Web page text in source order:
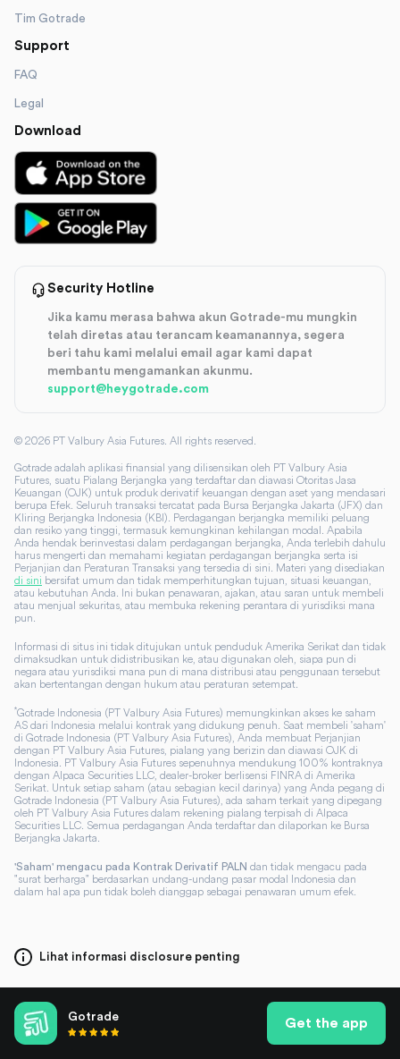
Tim Gotrade
Support
FAQ
Legal
Download
Security Hotline
Jika kamu merasa bahwa akun Gotrade-mu mungkin
telah diretas atau terancam keamanannya, segera
beri tahu kami melalui email agar kami dapat
membantu mengamankan akunmu.
support@heygotrade.com
© 2026 PT Valbury Asia Futures. All rights reserved.
Gotrade adalah aplikasi finansial yang dilisensikan oleh PT Valbury Asia
Futures, suatu Pialang Berjangka yang terdaftar dan diawasi Otoritas Jasa
Keuangan (OJK) untuk produk derivatif keuangan dengan aset yang mendasari
berupa Efek. Seluruh transaksi tercatat pada Bursa Berjangka Jakarta (JFX) dan
Kliring Berjangka Indonesia (KBI). Perdagangan berjangka memiliki peluang
dan resiko yang tinggi, termasuk kemungkinan kehilangan modal. Apabila
Anda hendak berinvestasi dalam perdagangan berjangka, Anda terlebih dahulu
harus mengerti dan memahami kegiatan perdagangan berjangka serta isi
Perjanjian dan Peraturan Transaksi yang tersedia di sini. Materi yang disediakan
di sini bersifat umum dan tidak memperhitungkan tujuan, situasi keuangan,
atau kebutuhan Anda. Ini bukan penawaran, ajakan, atau saran untuk membeli
atau menjual sekuritas, atau membuka rekening perantara di yurisdiksi mana
pun.
Informasi di situs ini tidak ditujukan untuk penduduk Amerika Serikat dan tidak
dimaksudkan untuk didistribusikan ke, atau digunakan oleh, siapa pun di
negara atau yurisdiksi mana pun di mana distribusi atau penggunaan tersebut
akan bertentangan dengan hukum atau peraturan setempat.
*Gotrade Indonesia (PT Valbury Asia Futures) memungkinkan akses ke saham
AS dari Indonesia melalui kontrak yang didukung penuh. Saat membeli 'saham'
di Gotrade Indonesia (PT Valbury Asia Futures), Anda membuat Perjanjian
dengan PT Valbury Asia Futures, pialang yang berizin dan diawasi OJK di
Indonesia. PT Valbury Asia Futures sepenuhnya mendukung 100% kontraknya
dengan Alpaca Securities LLC, dealer-broker berlisensi FINRA di Amerika
Serikat. Untuk setiap saham (atau sebagian kecil darinya) yang Anda pegang di
Gotrade Indonesia (PT Valbury Asia Futures), ada saham terkait yang dipegang
oleh PT Valbury Asia Futures dalam rekening pialang terpisah di Alpaca
Securities LLC. Semua perdagangan Anda terdaftar dan dilaporkan ke Bursa
Berjangka Jakarta.
'Saham' mengacu pada Kontrak Derivatif PALN dan tidak mengacu pada
"surat berharga" berdasarkan undang-undang pasar modal Indonesia dan
dalam hal apa pun tidak boleh dianggap sebagai penawaran umum efek.
Lihat informasi disclosure penting
Gotrade Get the app